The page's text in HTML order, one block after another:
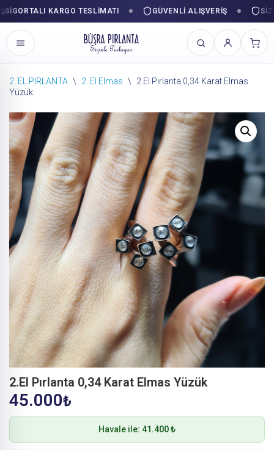
KARGO TESLIMATI GÜVENLI ALIŞVERIŞ
İçeriğe
2. EL PIRLANTA \ 2. El Elmas \
2.El Pırlanta 0,34 Karat Elmas
Yüzük
2.El Pırlanta 0,34 Karat Elmas Yüzük
45.000₺
Havale ile: 41.400 ₺